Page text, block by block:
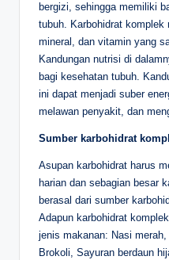
bergizi, sehingga memiliki
tubuh. Karbohidrat komplek
mineral, dan vitamin yang
Kandungan nutrisi di
bagi kesehatan tubuh.
ini dapat menjadi suber
melawan penyakit, dan
Sumber karbohidrat
Asupan karbohidrat harus
harian dan sebagian besar
berasal dari sumber
Adapun karbohidrat
jenis makanan: Nasi
Brokoli, Sayuran berdaun